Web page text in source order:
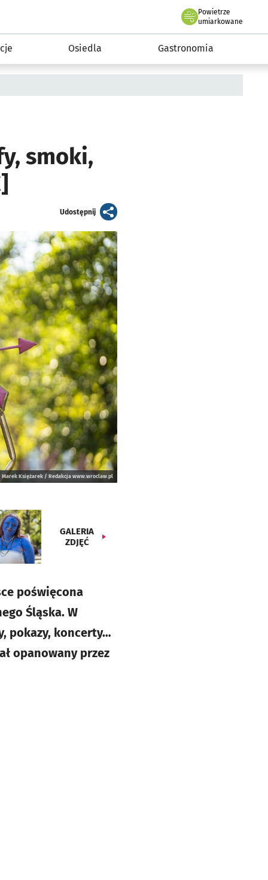
Powietrze
we Wrocławiu
umiarkowane
Osiedla Gastronomia
smoki,
Udostępnijartykuł
Marek Księżarek / Redakcja www.wroclaw.pl
GALERIA
ZDJĘĆ
poświęcona
Śląska. W
pokazy, koncerty…
opanowany przez